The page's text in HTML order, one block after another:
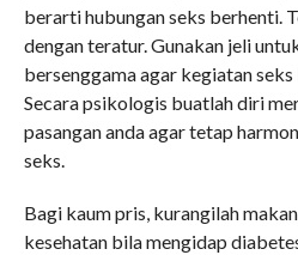
berarti hubungan seks berhenti.
dengan teratur. Gunakan jeli
bersenggama agar kegiatan
Secara psikologis buatlah diri
pasangan anda agar tetap
seks.
Bagi kaum pris, kurangilah
kesehatan bila mengidap